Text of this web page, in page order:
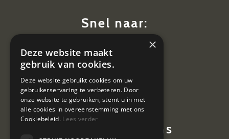
Snel naar:
Diensten
Vacatures
Contactgegevens
×
Deze website maakt
gebruik van cookies.
Deze website gebruikt cookies om uw
gebruikerservaring te verbeteren. Door
onze website te gebruiken, stemt u in met
alle cookies in overeenstemming met ons
Cookiebeleid. Lees verder